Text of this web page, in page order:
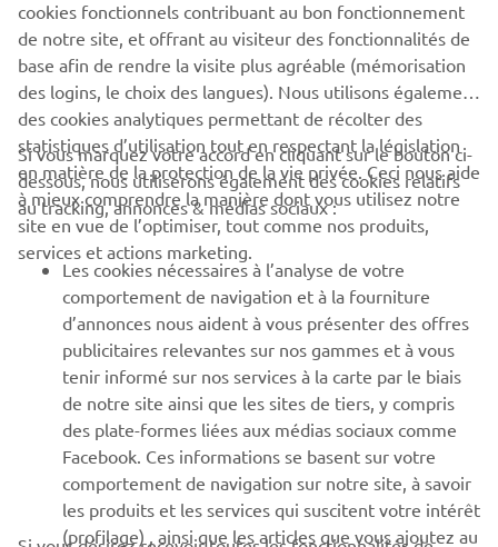
CORPORATE
BUSINESS
PLUS YAMAHA
SUPPORT
NEWSLETTER
Découvrez en exclusivité les dernières offres, les événements
spéciaux, les nouveautés et bien plus encore
cookies fonctionnels contribuant au bon fonctionnement
de notre site, et offrant au visiteur des fonctionnalités de
base afin de rendre la visite plus agréable (mémorisation
des logins, le choix des langues). Nous utilisons également
des cookies analytiques permettant de récolter des
statistiques d’utilisation tout en respectant la législation
en matière de la protection de la vie privée. Ceci nous aide
à mieux comprendre la manière dont vous utilisez notre
site en vue de l’optimiser, tout comme nos produits,
services et actions marketing.
Si vous marquez votre accord en cliquant sur le bouton ci-
dessous, nous utiliserons également des cookies relatifs
au tracking, annonces & médias sociaux :
Les cookies nécessaires à l’analyse de votre
comportement de navigation et à la fourniture
d’annonces nous aident à vous présenter des offres
publicitaires relevantes sur nos gammes et à vous
tenir informé sur nos services à la carte par le biais
de notre site ainsi que les sites de tiers, y compris
des plate-formes liées aux médias sociaux comme
Facebook. Ces informations se basent sur votre
comportement de navigation sur notre site, à savoir
les produits et les services qui suscitent votre intérêt
(profilage) , ainsi que les articles que vous ajoutez au